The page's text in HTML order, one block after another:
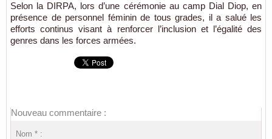
Selon la DIRPA, lors d’une cérémonie au camp Dial Diop, en
présence de personnel féminin de tous grades, il a salué les
efforts continus visant à renforcer l’inclusion et l’égalité des
genres dans les forces armées.
Nouveau commentaire :
Nom * :